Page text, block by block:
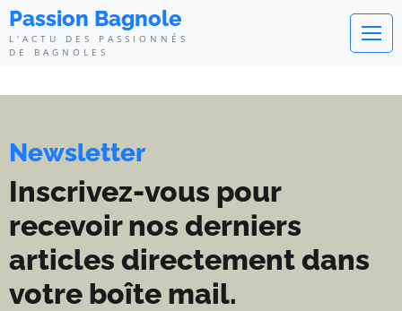
Passion Bagnole - L'actu des
Passion Bagnole
L'ACTU DES PASSIONNÉS
DE BAGNOLES
Newsletter
Inscrivez-vous pour
recevoir nos derniers
articles directement dans
votre boîte mail.